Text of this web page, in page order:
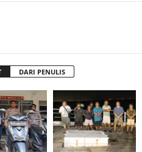
DARI PENULIS